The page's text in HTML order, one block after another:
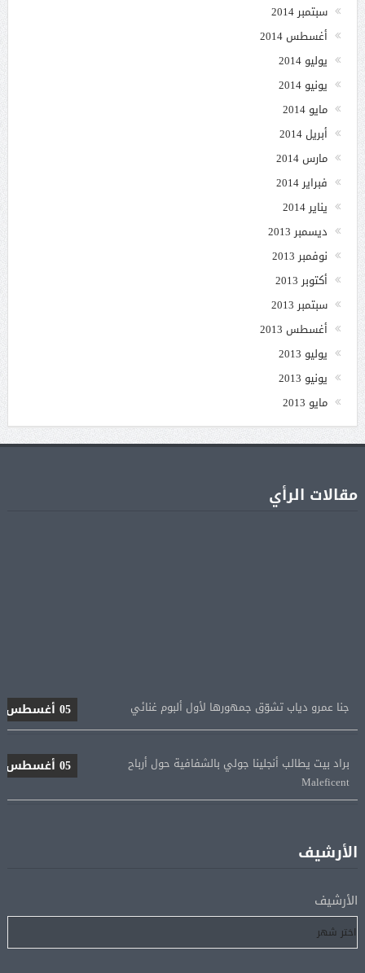
سبتمبر 2014
أغسطس 2014
يوليو 2014
يونيو 2014
مايو 2014
أبريل 2014
مارس 2014
فبراير 2014
يناير 2014
ديسمبر 2013
نوفمبر 2013
أكتوبر 2013
سبتمبر 2013
أغسطس 2013
يوليو 2013
يونيو 2013
مايو 2013
مقالات الرأي
05 أغسطس
05 أغسطس
Maleficent
لإتمام انتقاله إلى طرابزون سبور
الأرشيف
الأرشيف